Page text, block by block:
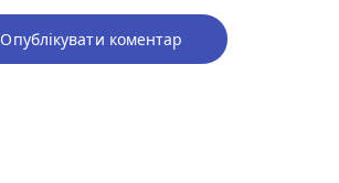
Опублікувати коментар